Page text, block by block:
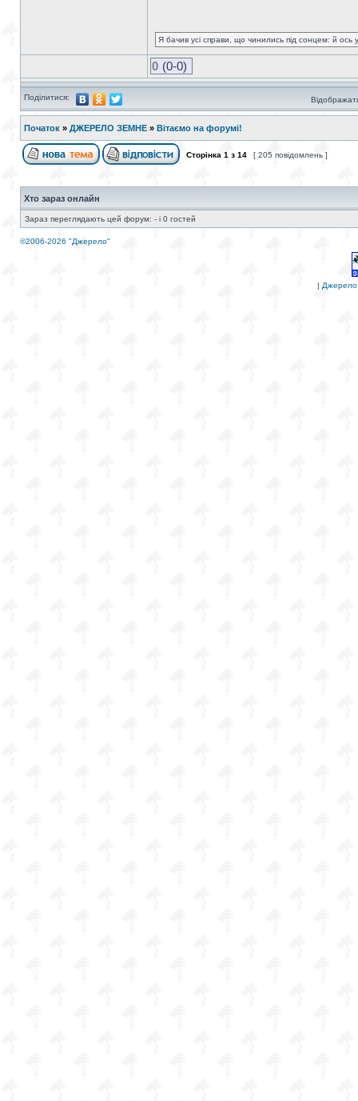
Я бачив усі справи, що чинились під сонцем: й ось
0 (0-0)
Поділитися:
Початок » ДЖЕРЕЛО ЗЕМНЕ » Вітаємо на форумі!
Сторінка 1 з 14 [ 205 повідомлень ]
Хто зараз онлайн
Зараз переглядають цей форум: - і 0 гостей
©2006-2026 "Джерело"
| Джерело